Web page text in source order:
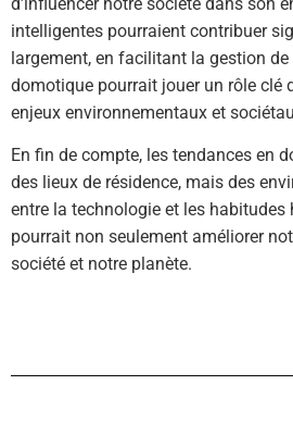
intelligentes pourraient contribuer
largement, en facilitant la gestion de
domotique pourrait jouer un rôle clé
enjeux environnementaux et
En fin de compte, les tendances en
des lieux de résidence, mais des
entre la technologie et les
pourrait non seulement améliorer
société et notre planète.